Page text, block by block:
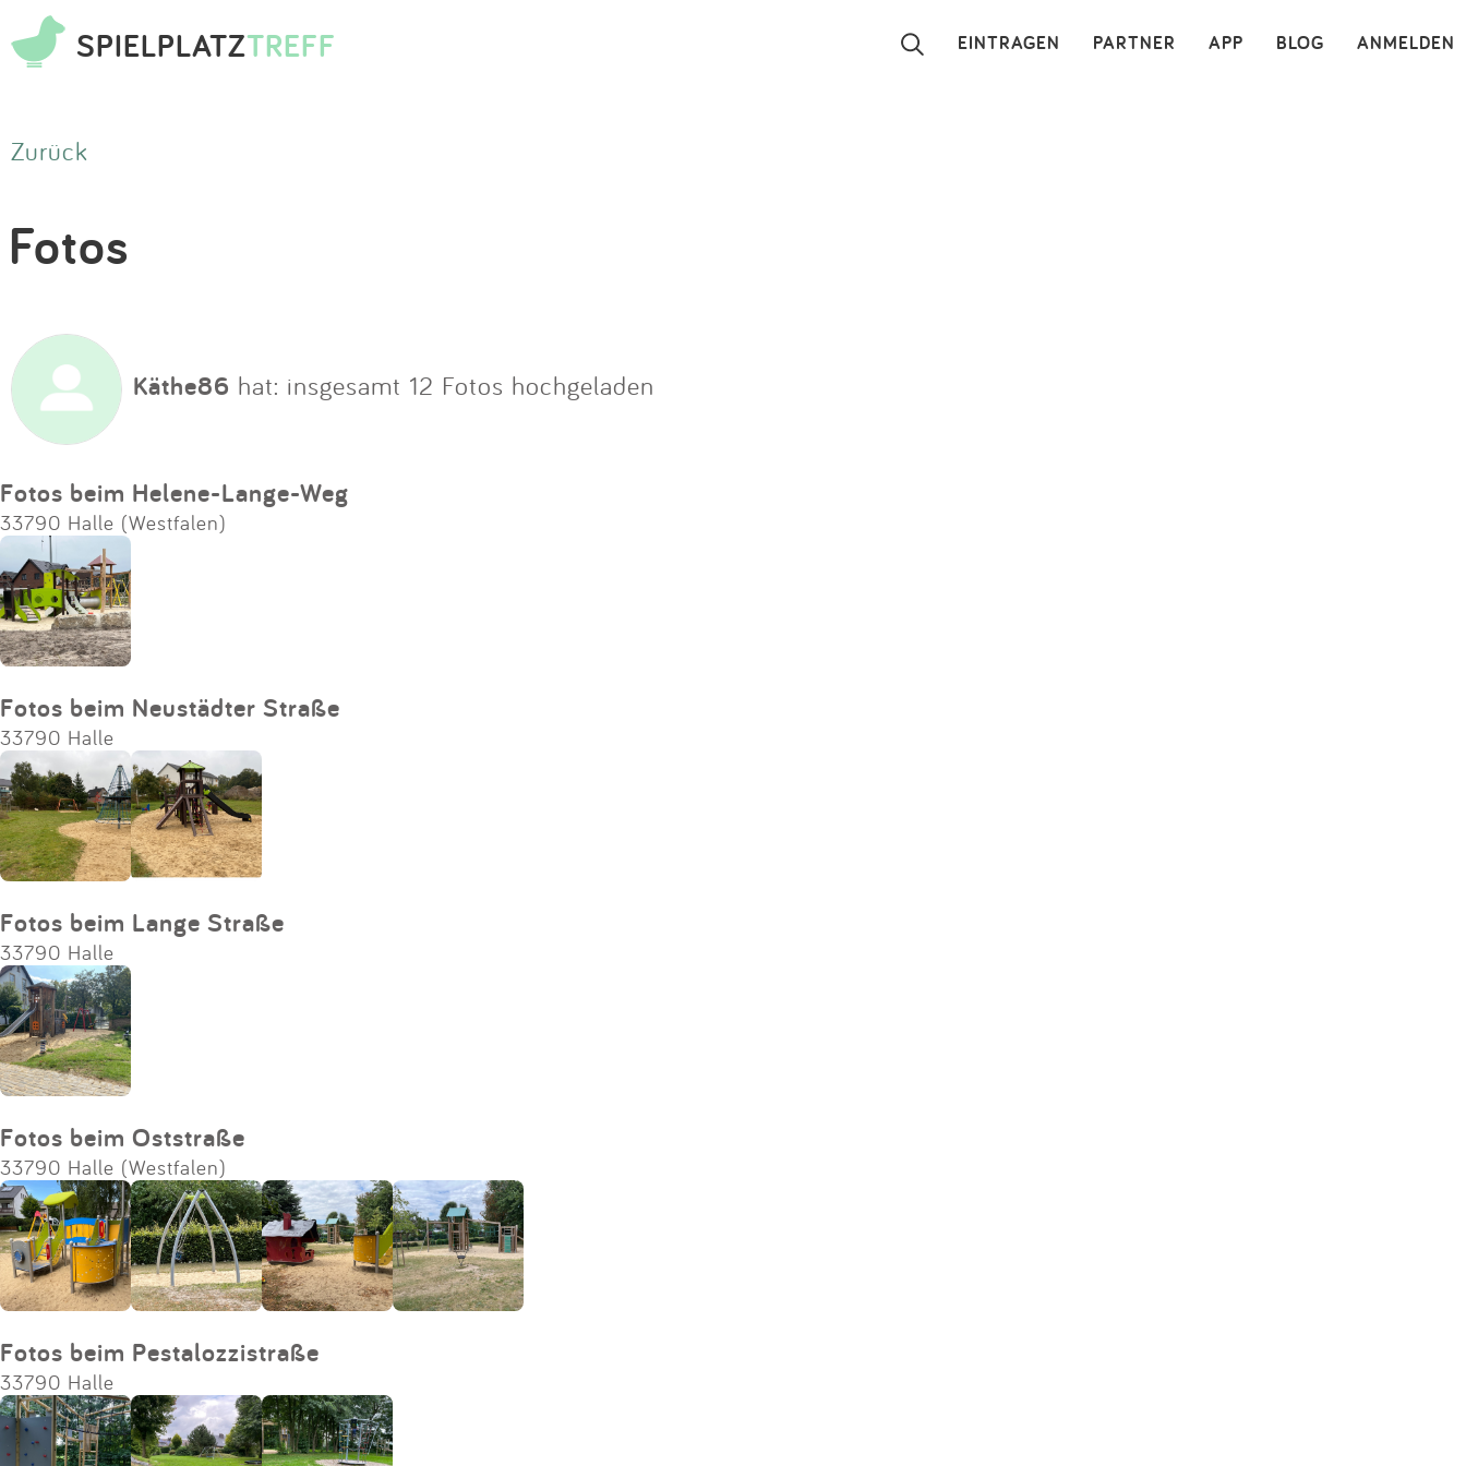
SPIELPLATZTREFF ANMELDEN
BLOG
APP
PARTNER
EINTRAGEN ×
Zurück
Fotos
Käthe86 hat: insgesamt 12 Fotos hochgeladen
Fotos beim Helene-Lange-Weg
33790 Halle (Westfalen)
Fotos beim Neustädter Straße
33790 Halle
Fotos beim Lange Straße
33790 Halle
Fotos beim Oststraße
33790 Halle (Westfalen)
Fotos beim Pestalozzistraße
33790 Halle